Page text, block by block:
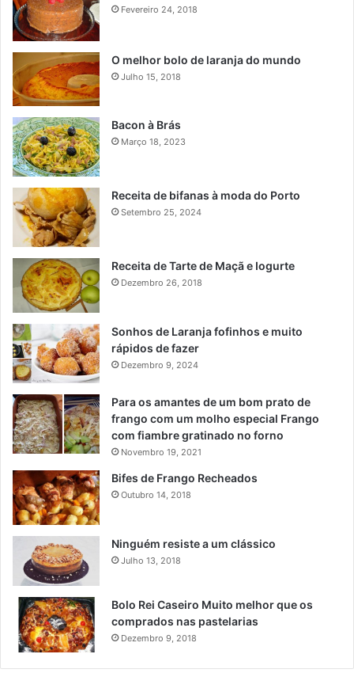
Fevereiro 24, 2018
O melhor bolo de laranja do mundo
Julho 15, 2018
Bacon à Brás
Março 18, 2023
Receita de bifanas à moda do Porto
Setembro 25, 2024
Receita de Tarte de Maçã e Iogurte
Dezembro 26, 2018
Sonhos de Laranja fofinhos e muito
rápidos de fazer
Dezembro 9, 2024
Para os amantes de um bom prato de
frango com um molho especial Frango
com fiambre gratinado no forno
Novembro 19, 2021
Bifes de Frango Recheados
Outubro 14, 2018
Ninguém resiste a um clássico
Julho 13, 2018
Bolo Rei Caseiro Muito melhor que os
comprados nas pastelarias
Dezembro 9, 2018